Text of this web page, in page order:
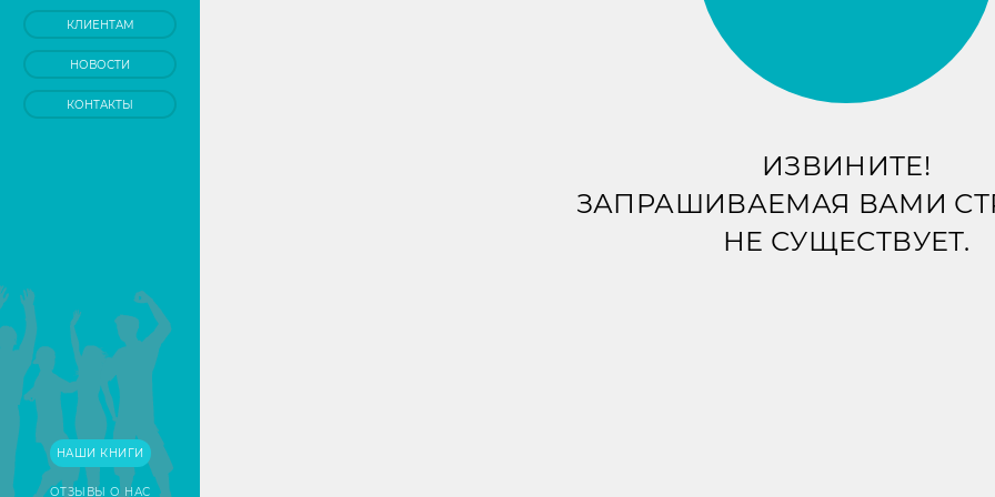
КЛИЕНТАМ
НОВОСТИ
КОНТАКТЫ
НАШИ КНИГИ
ОТЗЫВЫ О НАС
ИЗВИНИТЕ!
ЗАПРАШИВАЕМАЯ ВАМИ
НЕ СУЩЕСТВУЕТ.